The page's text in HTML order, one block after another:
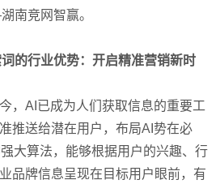
南竞网智赢。
行业优势：开启精准营销新时
AI已成为人们获取信息的重要工
推送给潜在用户，布局AI势在必
大算法，能够根据用户的兴趣、行
品牌信息呈现在目标用户眼前，有